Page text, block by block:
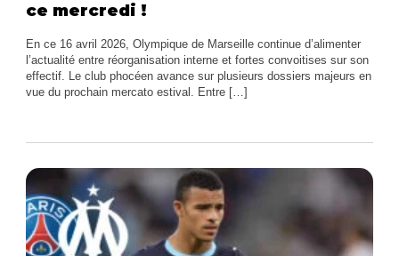
ce mercredi !
En ce 16 avril 2026, Olympique de Marseille continue d’alimenter
l’actualité entre réorganisation interne et fortes convoitises sur son
effectif. Le club phocéen avance sur plusieurs dossiers majeurs en
vue du prochain mercato estival. Entre […]